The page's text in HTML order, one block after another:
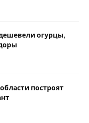
огурцы,
построят